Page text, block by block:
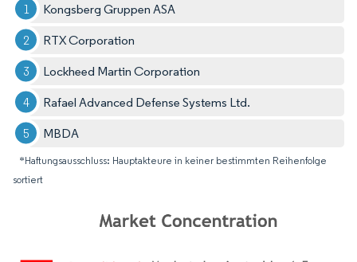
Kongsberg Gruppen ASA
RTX Corporation
Lockheed Martin Corporation
Rafael Advanced Defense Systems Ltd.
MBDA
*Haftungsausschluss: Hauptakteure in keiner bestimmten Reihenfolge
sortiert